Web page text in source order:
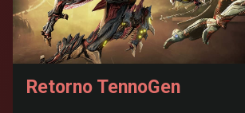
Retorno TennoGen